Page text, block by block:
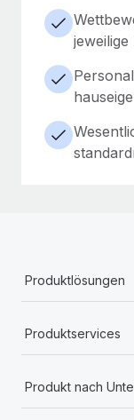
Produktlösungen
Produktservices
Produkt nach